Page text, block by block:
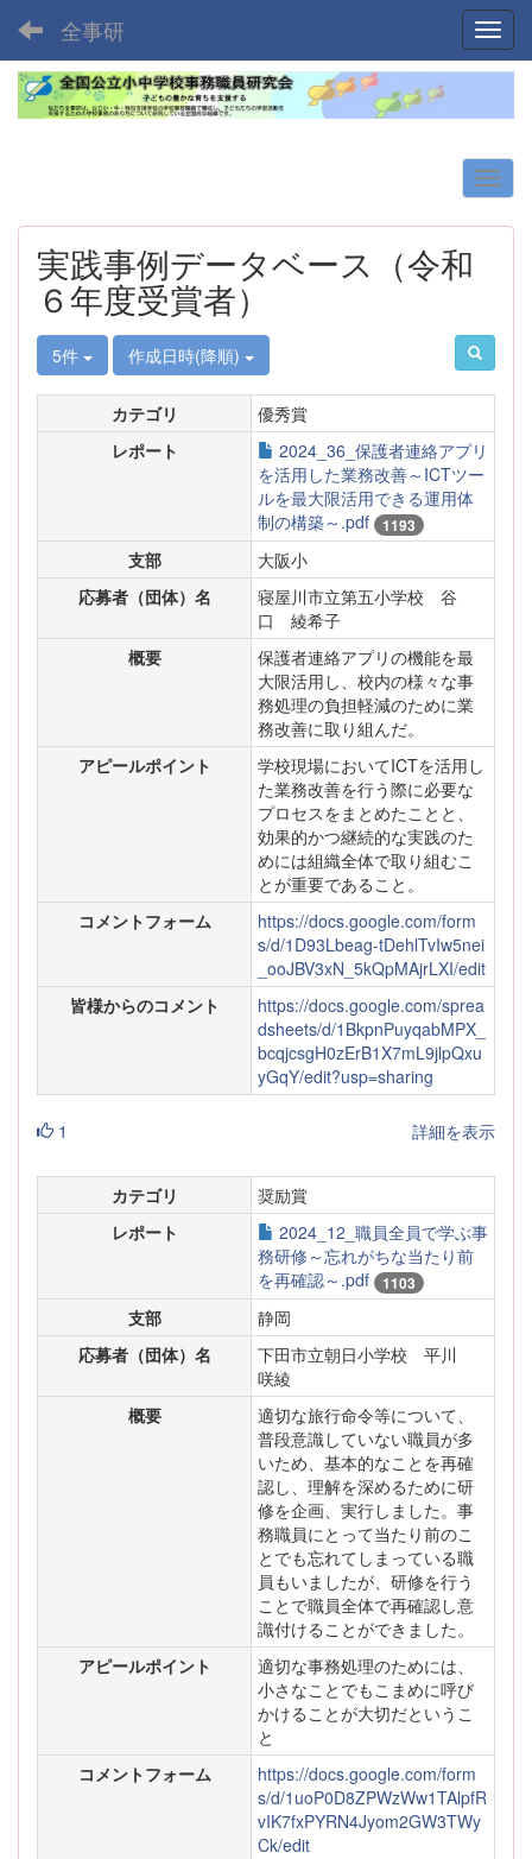
全事研
実践事例データベース（令和
６年度受賞者）
5件 作成日時(降順)
カテゴリ
優秀賞
レポート
2024_36_保護者連絡アプリ
を活用した業務改善～ICTツー
ルを最大限活用できる運用体
制の構築～.pdf
1193
支部
大阪小
応募者（団体）名
寝屋川市立第五小学校 谷
口 綾希子
概要
保護者連絡アプリの機能を最
大限活用し、校内の様々な事
務処理の負担軽減のために業
務改善に取り組んだ。
アピールポイント
学校現場においてICTを活用し
た業務改善を行う際に必要な
プロセスをまとめたことと、
効果的かつ継続的な実践のた
めには組織全体で取り組むこ
とが重要であること。
コメントフォーム
https://docs.google.com/form
s/d/1D93Lbeag-tDehlTvIw5nei
_ooJBV3xN_5kQpMAjrLXI/edit
皆様からのコメント
https://docs.google.com/sprea
dsheets/d/1BkpnPuyqabMPX_
bcqjcsgH0zErB1X7mL9jlpQxu
yGqY/edit?usp=sharing
1 詳細を表示
カテゴリ
奨励賞
レポート
2024_12_職員全員で学ぶ事
務研修～忘れがちな当たり前
を再確認～.pdf
1103
支部
静岡
応募者（団体）名
下田市立朝日小学校 平川
咲綾
概要
適切な旅行命令等について、
普段意識していない職員が多
いため、基本的なことを再確
認し、理解を深めるために研
修を企画、実行しました。事
務職員にとって当たり前のこ
とでも忘れてしまっている職
員もいましたが、研修を行う
ことで職員全体で再確認し意
識付けることができました。
アピールポイント
適切な事務処理のためには、
小さなことでもこまめに呼び
かけることが大切だというこ
と
コメントフォーム
https://docs.google.com/form
s/d/1uoP0D8ZPWzWw1TAlpfR
vIK7fxPYRN4Jyom2GW3TWy
Ck/edit